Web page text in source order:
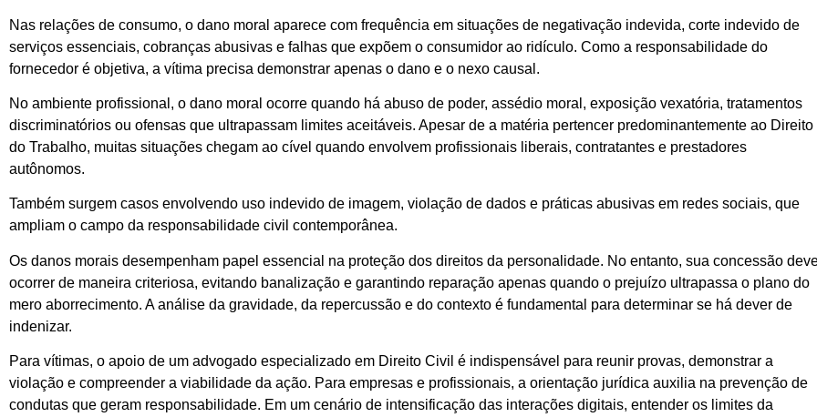
Nas relações de consumo, o dano moral aparece com frequência em situações de negativação indevida, corte indevido de
serviços essenciais, cobranças abusivas e falhas que expõem o consumidor ao ridículo. Como a responsabilidade do
fornecedor é objetiva, a vítima precisa demonstrar apenas o dano e o nexo causal.
No ambiente profissional, o dano moral ocorre quando há abuso de poder, assédio moral, exposição vexatória, tratamentos
discriminatórios ou ofensas que ultrapassam limites aceitáveis. Apesar de a matéria pertencer predominantemente ao Direito
do Trabalho, muitas situações chegam ao cível quando envolvem profissionais liberais, contratantes e prestadores
autônomos.
Também surgem casos envolvendo uso indevido de imagem, violação de dados e práticas abusivas em redes sociais, que
ampliam o campo da responsabilidade civil contemporânea.
Os danos morais desempenham papel essencial na proteção dos direitos da personalidade. No entanto, sua concessão
ocorrer de maneira criteriosa, evitando banalização e garantindo reparação apenas quando o prejuízo ultrapassa o plano do
mero aborrecimento. A análise da gravidade, da repercussão e do contexto é fundamental para determinar se há dever de
indenizar.
Para vítimas, o apoio de um advogado especializado em Direito Civil é indispensável para reunir provas, demonstrar a
violação e compreender a viabilidade da ação. Para empresas e profissionais, a orientação jurídica auxilia na prevenção de
condutas que geram responsabilidade. Em um cenário de intensificação das interações digitais, entender os limites da